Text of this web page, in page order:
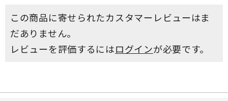
この商品に寄せられたカスタマーレビューはま
だありません。
レビューを評価するにはログインが必要です。